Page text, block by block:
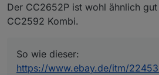
Der CC2652P ist wohl ähnlich
CC2592 Kombi.
So wie dieser:
https://www.ebay.de/itm/